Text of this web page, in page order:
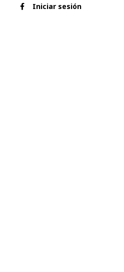
Iniciar sesión